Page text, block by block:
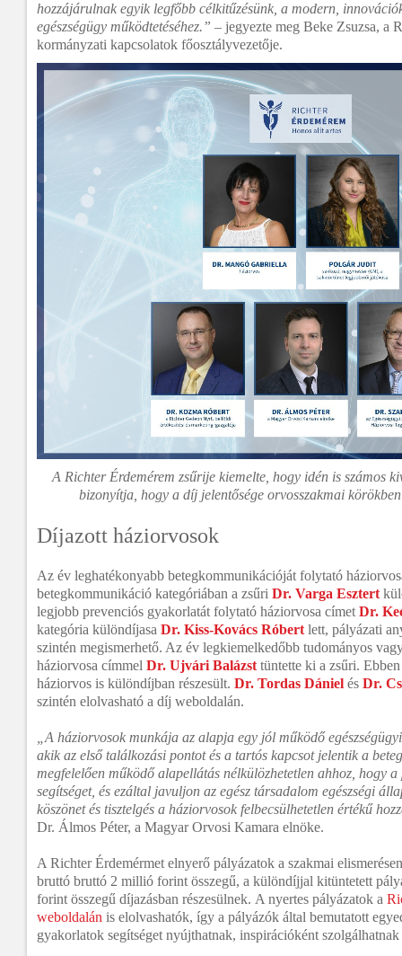
hozzájárulnak egyik legfőbb célkitűzésünk, a modern,
egészségügy működtetéséhez.” – jegyezte meg Beke Zsuzsa, a
kormányzati kapcsolatok főosztályvezetője.
A Richter Érdemérem zsűrije kiemelte, hogy idén is számos
bizonyítja, hogy a díj jelentősége orvosszakmai
Díjazott háziorvosok
Az év leghatékonyabb betegkommunikációját folytató
betegkommunikáció kategóriában a zsűri Dr. Varga Esztert
legjobb prevenciós gyakorlatát folytató háziorvosa címet Dr.
kategória különdíjasa Dr. Kiss-Kovács Róbert lett, pályázati
szintén megismerhető. Az év legkiemelkedőbb tudományos
háziorvosa címmel Dr. Ujvári Balázst tüntette ki a zsűri.
háziorvos is különdíjban részesült. Dr. Tordas Dániel és Dr.
szintén elolvasható a díj weboldalán.
„A háziorvosok munkája az alapja egy jól működő
akik az első találkozási pontot és a tartós kapcsot jelentik a
megfelelően működő alapellátás nélkülözhetetlen ahhoz, hogy
segítséget, és ezáltal javuljon az egész társadalom egészségi
köszönet és tisztelgés a háziorvosok felbecsülhetetlen értékű
Dr. Álmos Péter, a Magyar Orvosi Kamara elnöke.
A Richter Érdemérmet elnyerő pályázatok a szakmai
bruttó bruttó 2 millió forint összegű, a különdíjjal kitüntetett
forint összegű díjazásban részesülnek. A nyertes pályázatok a
weboldalán is elolvashatók, így a pályázók által bemutatott
gyakorlatok segítséget nyújthatnak, inspirációként